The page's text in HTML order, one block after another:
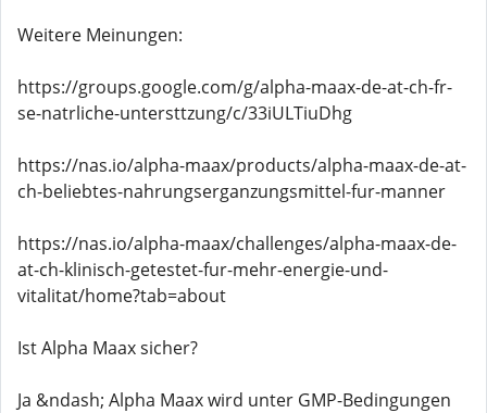
Weitere Meinungen:
https://groups.google.com/g/alpha-maax-de-at-ch-fr-
se-natrliche-untersttzung/c/33iULTiuDhg
https://nas.io/alpha-maax/products/alpha-maax-de-at-
ch-beliebtes-nahrungserganzungsmittel-fur-manner
https://nas.io/alpha-maax/challenges/alpha-maax-de-
at-ch-klinisch-getestet-fur-mehr-energie-und-
vitalitat/home?tab=about
Ist Alpha Maax sicher?
Ja &ndash; Alpha Maax wird unter GMP-Bedingungen